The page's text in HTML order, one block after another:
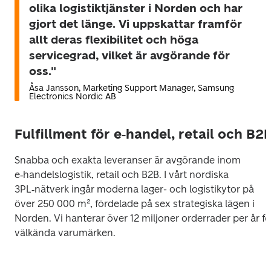
olika logistiktjänster i Norden och har
gjort det länge. Vi uppskattar framför
allt deras flexibilitet och höga
servicegrad, vilket är avgörande för
oss."
Åsa Jansson, Marketing Support Manager, Samsung
Electronics Nordic AB
Fulfillment för e‑handel, retail och
Snabba och exakta leveranser är avgörande inom
e‑handelslogistik, retail och B2B. I vårt nordiska
3PL‑nätverk ingår moderna lager- och logistikytor på
över 250 000 m², fördelade på sex strategiska lägen i
Norden. Vi hanterar över 12 miljoner orderrader per år
välkända varumärken.